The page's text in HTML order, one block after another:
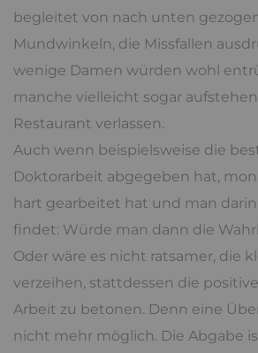
begleitet von nach unten
Mundwinkeln, die Missfallen
wenige Damen würden wohl
manche vielleicht sogar
Restaurant verlassen.
Auch wenn beispielsweise die
Doktorarbeit abgegeben hat,
hart gearbeitet hat und man
findet: Würde man dann die
Oder wäre es nicht ratsamer, die
verzeihen, stattdessen die
Arbeit zu betonen. Denn eine
nicht mehr möglich. Die Abgabe